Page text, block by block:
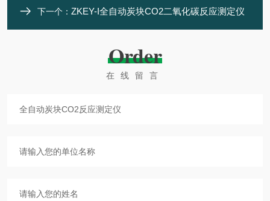
下一个： ZKEY-I全自动炭块CO2二氧化碳反应测定仪
Order
在线留言